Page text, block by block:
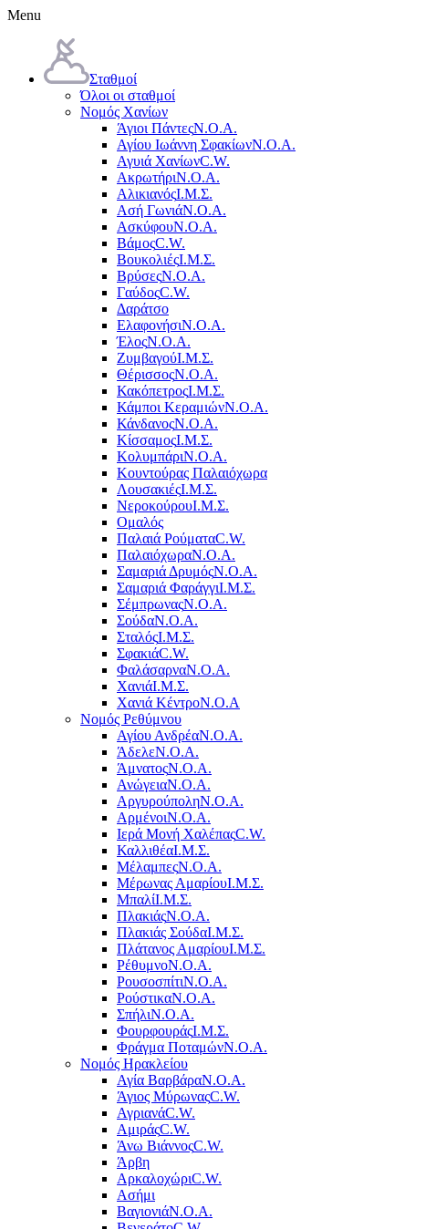
Menu
Σταθμοί
Όλοι οι σταθμοί
Νομός Χανίων
Άγιοι ΠάντεςΝ.Ο.Α.
Αγίου Ιωάννη ΣφακίωνΝ.Ο.Α.
Αγυιά ΧανίωνC.W.
ΑκρωτήριΝ.Ο.Α.
ΑλικιανόςΙ.Μ.Σ.
Ασή ΓωνιάΝ.Ο.Α.
ΑσκύφουΝ.Ο.Α.
ΒάμοςC.W.
ΒουκολιέςΙ.Μ.Σ.
ΒρύσεςΝ.Ο.Α.
ΓαύδοςC.W.
Δαράτσο
ΕλαφονήσιΝ.Ο.Α.
ΈλοςΝ.Ο.Α.
ΖυμβαγούΙ.Μ.Σ.
ΘέρισσοςΝ.Ο.Α.
ΚακόπετροςΙ.Μ.Σ.
Κάμποι ΚεραμιώνΝ.Ο.Α.
ΚάνδανοςΝ.Ο.Α.
ΚίσσαμοςΙ.Μ.Σ.
ΚολυμπάριΝ.Ο.Α.
Κουντούρας Παλαιόχωρα
ΛουσακιέςΙ.Μ.Σ.
ΝεροκούρουΙ.Μ.Σ.
Ομαλός
Παλαιά ΡούματαC.W.
ΠαλαιόχωραΝ.Ο.Α.
Σαμαριά ΔρυμόςΝ.Ο.Α.
Σαμαριά ΦαράγγιΙ.Μ.Σ.
ΣέμπρωναςΝ.Ο.Α.
ΣούδαΝ.Ο.Α.
ΣταλόςΙ.Μ.Σ.
ΣφακιάC.W.
ΦαλάσαρναΝ.Ο.Α.
ΧανιάΙ.Μ.Σ.
Χανιά ΚέντροN.O.A
Νομός Ρεθύμνου
Αγίου ΑνδρέαΝ.Ο.Α.
ΆδελεΝ.Ο.Α.
ΆμνατοςΝ.Ο.Α.
ΑνώγειαΝ.Ο.Α.
ΑργυρούποληΝ.Ο.Α.
ΑρμένοιΝ.Ο.Α.
Ιερά Μονή ΧαλέπαςC.W.
ΚαλλιθέαΙ.Μ.Σ.
ΜέλαμπεςΝ.Ο.Α.
Μέρωνας ΑμαρίουΙ.Μ.Σ.
ΜπαλίΙ.Μ.Σ.
ΠλακιάςΝ.Ο.Α.
Πλακιάς ΣούδαΙ.Μ.Σ.
Πλάτανος ΑμαρίουΙ.Μ.Σ.
ΡέθυμνοΝ.Ο.Α.
ΡουσοσπίτιΝ.Ο.Α.
ΡούστικαΝ.Ο.Α.
ΣπήλιΝ.Ο.Α.
ΦουρφουράςΙ.Μ.Σ.
Φράγμα ΠοταμώνΝ.Ο.Α.
Νομός Ηρακλείου
Αγία ΒαρβάραΝ.Ο.Α.
Άγιος ΜύρωναςC.W.
ΑγριανάC.W.
ΑμιράςC.W.
Άνω ΒιάννοςC.W.
Άρβη
ΑρκαλοχώριC.W.
Ασήμι
ΒαγιονιάΝ.Ο.Α.